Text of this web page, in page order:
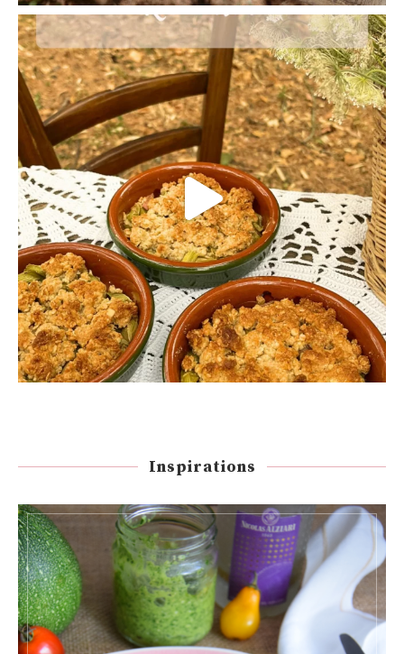
Inspirations